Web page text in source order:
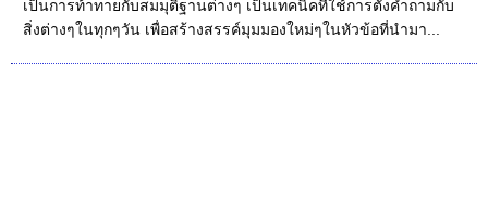
เป็นการท้าทายกับสมมุติฐานต่างๆ เป็นเทคนิคที่ใช้การตั้งคำถามกับ
สิ่งต่างๆในทุกๆวัน เพื่อสร้างสรรค์มุมมองใหม่ๆในหัวข้อที่นำมา...